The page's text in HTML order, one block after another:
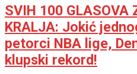
SVIH 100 GLASOVA
KRALJA: Jokić
petorci NBA lige,
klupski rekord!